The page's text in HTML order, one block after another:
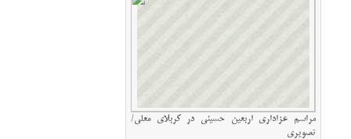
مراسم عزاداری اربعین حسینی در کربلای معلی/
تصویری